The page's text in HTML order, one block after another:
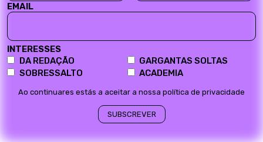
EMAIL
INTERESSES
DA REDAÇÃO
SOBRESSALTO
GARGANTAS SOLTAS
ACADEMIA
Ao continuares estás a aceitar a nossa política de privacidade